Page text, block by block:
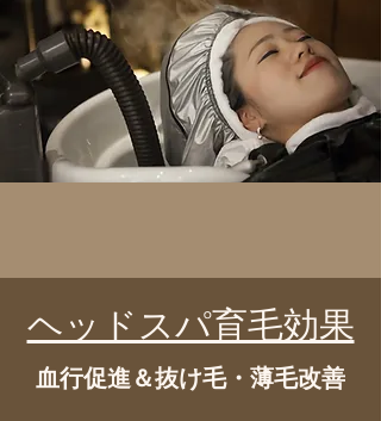
​ヘッドスパ育毛効果
​血行促進＆抜け毛・薄毛改善